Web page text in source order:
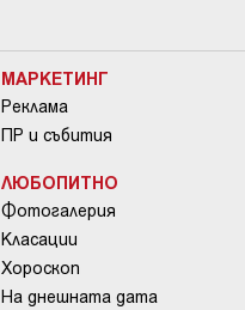
МАРКЕТИНГ
Реклама
ПР и събития
ЛЮБОПИТНО
Фотогалерия
Класации
Хороскоп
На днешната дата